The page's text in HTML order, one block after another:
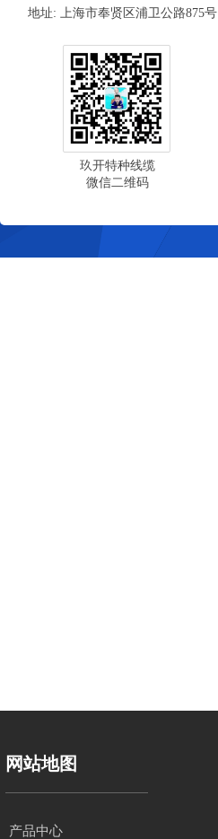
地址: 上海市奉贤区浦卫公路875号
玖开特种线缆
微信二维码
网站地图
产品中心